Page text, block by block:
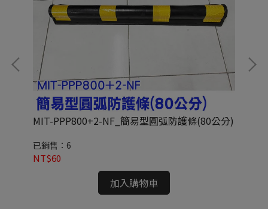
MIT-PPP800+2-NF_簡易型圓弧防護條(80公分)
已銷售：6
NT$60
加入購物車